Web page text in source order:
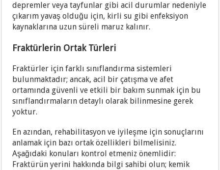
depremler veya tayfunlar gibi acil durumlar nedeniyle
çıkarım yavaş olduğu için, kirli su gibi enfeksiyon
kaynaklarına uzun süreli maruz kalınır.
Fraktürlerin Ortak Türleri
Fraktürler için farklı sınıflandırma sistemleri
bulunmaktadır; ancak, acil bir çatışma ve afet
ortamında güvenli ve etkili bir bakım sunmak için bu
sınıflandırmaların detaylı olarak bilinmesine gerek
yoktur.
En azından, rehabilitasyon ve iyileşme için sonuçlarını
anlamak için bazı ortak özellikleri bilmelisiniz.
Aşağıdaki konuları kontrol etmeniz önemlidir:
Fraktürün yerini hakkında bilgi sahibi olun; kemik